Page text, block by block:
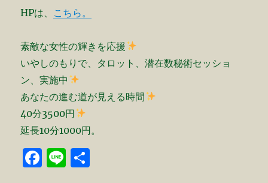
HPは、 こちら。
素敵な女性の輝きを応援
いやしのもりで、タロット、潜在数秘術セッショ
ン、実施中
あなたの進む道が見える時間
40分3500円
延長10分1000円。
F
Li